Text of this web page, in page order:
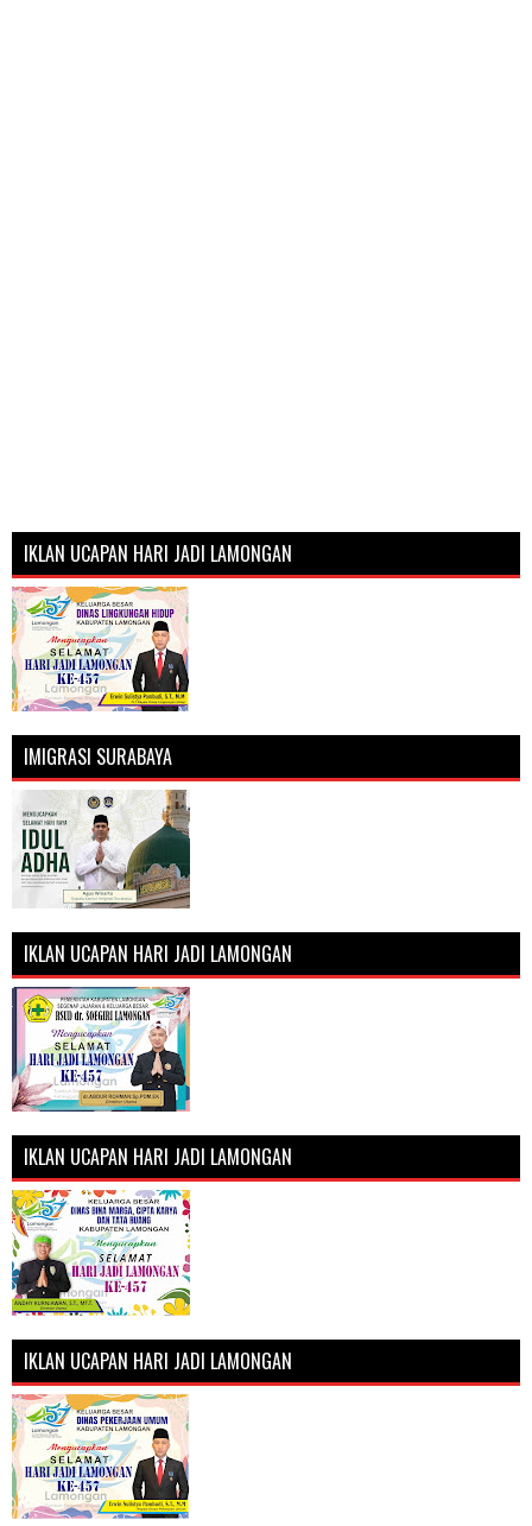
IKLAN UCAPAN HARI JADI LAMONGAN
IMIGRASI SURABAYA
IKLAN UCAPAN HARI JADI LAMONGAN
IKLAN UCAPAN HARI JADI LAMONGAN
IKLAN UCAPAN HARI JADI LAMONGAN